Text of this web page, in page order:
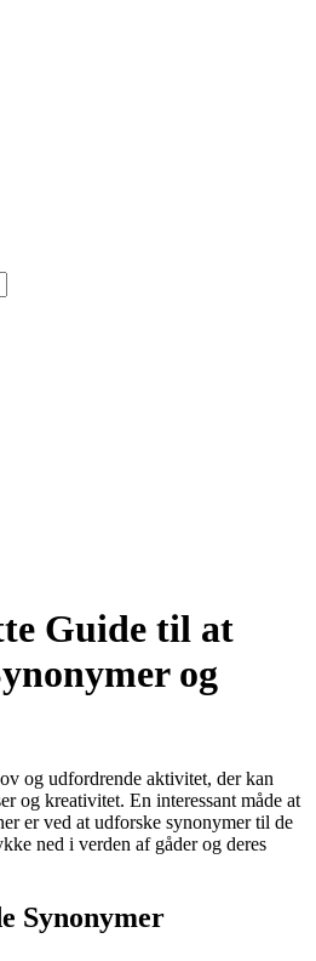
Guide til at
og
og udfordrende aktivitet, der kan
og kreativitet. En interessant måde at
er ved at udforske synonymer til de
ned i verden af gåder og deres
Synonymer